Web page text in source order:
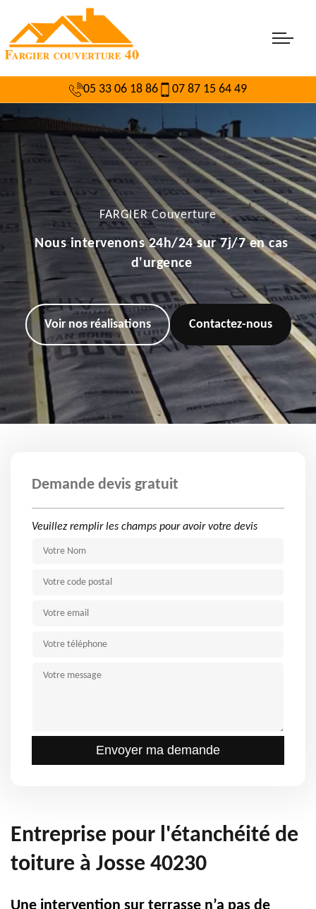
05 33 06 18 86 07 87 15 64 49
FARGIER Couverture
Nous intervenons 24h/24 sur 7j/7 en cas
d'urgence
Voir nos réalisations Contactez-nous
Demande devis gratuit
Veuillez remplir les champs pour avoir votre devis
Entreprise pour l'étanchéité de
toiture à Josse 40230